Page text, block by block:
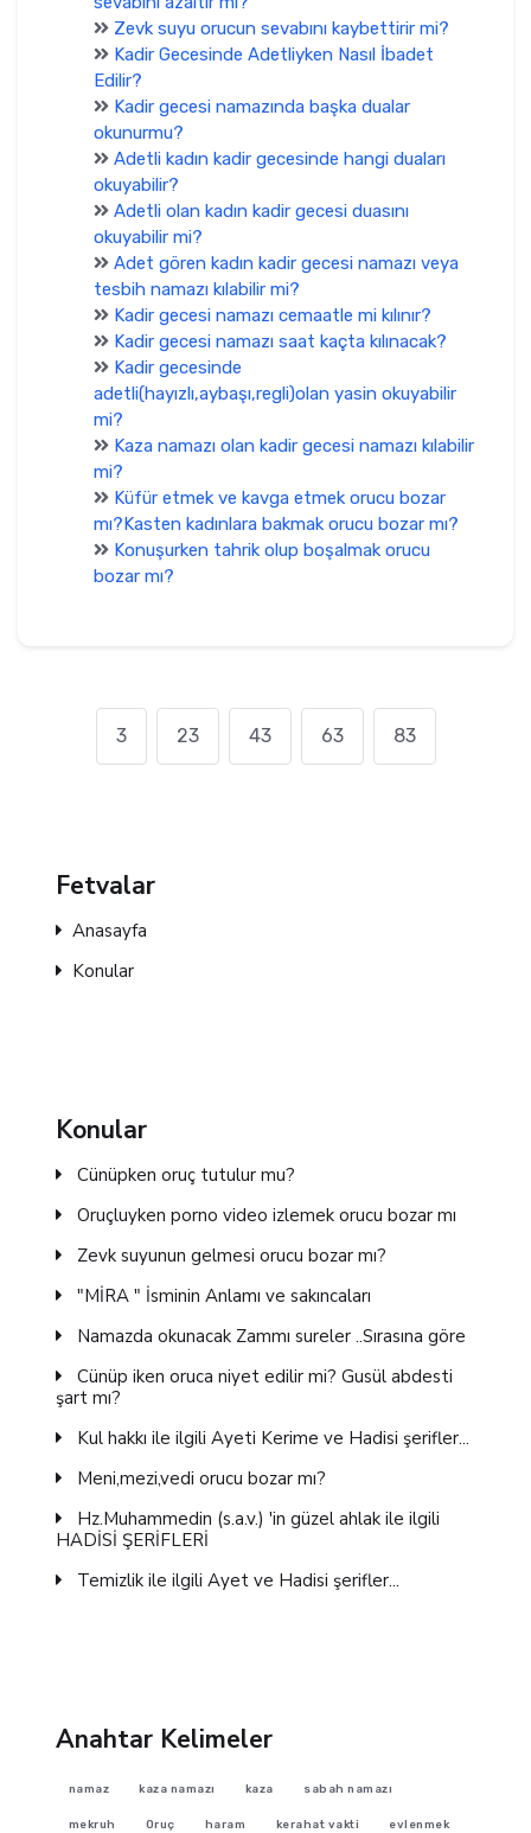
Zevk suyu orucun sevabını kaybettirir mi?
Kadir Gecesinde Adetliyken Nasıl İbadet
Edilir?
Kadir gecesi namazında başka dualar
okunurmu?
Adetli kadın kadir gecesinde hangi duaları
okuyabilir?
Adetli olan kadın kadir gecesi duasını
okuyabilir mi?
Adet gören kadın kadir gecesi namazı veya
tesbih namazı kılabilir mi?
Kadir gecesi namazı cemaatle mi kılınır?
Kadir gecesi namazı saat kaçta kılınacak?
Kadir gecesinde
adetli(hayızlı,aybaşı,regli)olan yasin okuyabilir
mi?
Kaza namazı olan kadir gecesi namazı kılabilir
mi?
Küfür etmek ve kavga etmek orucu bozar
mı?Kasten kadınlara bakmak orucu bozar mı?
Konuşurken tahrik olup boşalmak orucu
bozar mı?
3 23 43 63 83
Fetvalar
Anasayfa
Konular
Konular
Cünüpken oruç tutulur mu?
Oruçluyken porno video izlemek orucu bozar mı
Zevk suyunun gelmesi orucu bozar mı?
"MİRA " İsminin Anlamı ve sakıncaları
Namazda okunacak Zammı sureler ..Sırasına göre
Cünüp iken oruca niyet edilir mi? Gusül abdesti
şart mı?
Kul hakkı ile ilgili Ayeti Kerime ve Hadisi şerifler...
Meni,mezi,vedi orucu bozar mı?
Hz.Muhammedin (s.a.v.) 'in güzel ahlak ile ilgili
HADİSİ ŞERİFLERİ
Temizlik ile ilgili Ayet ve Hadisi şerifler...
Anahtar Kelimeler
namaz kaza namazı kaza sabah namazı
mekruh Oruç haram kerahat vakti evlenmek